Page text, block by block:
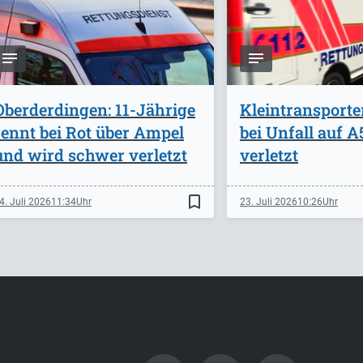
11-Jährige
bei Rot über Ampel
wird schwer verletzt
Juli 202611:34 bookmark_border
bei Unfall auf
verletzt
23. Juli 202610:26